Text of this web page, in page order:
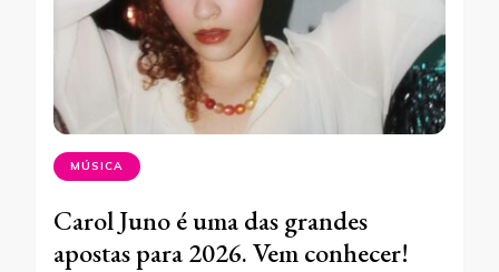
MÚSICA
Carol Juno é uma das grandes
apostas para 2026. Vem conhecer!